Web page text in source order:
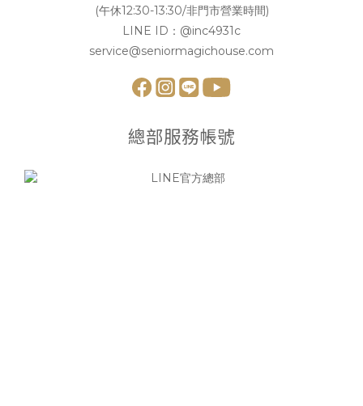
(午休12:30-13:30/非門市營業時間)
LINE ID： @inc4931c
service@seniormagichouse.com
總部服務帳號